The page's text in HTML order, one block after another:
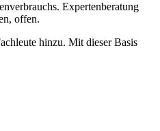
Expertenberatung
offen.
hinzu. Mit dieser Basis